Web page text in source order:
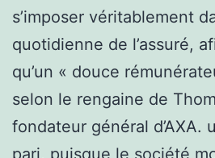
s’imposer véritablement
quotidienne de l’assuré,
qu’un « douce
selon le rengaine de
fondateur général d’AXA.
pari, puisque le société